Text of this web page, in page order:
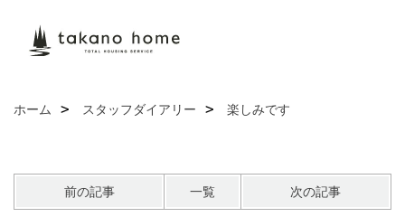
ホーム スタッフダイアリー 楽しみです
前の記事 一覧 次の記事